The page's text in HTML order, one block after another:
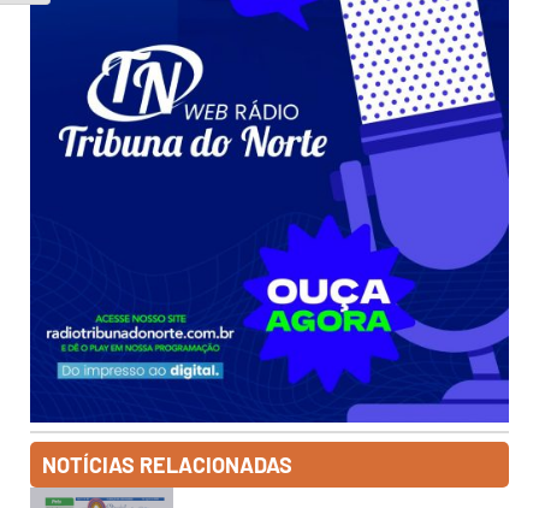
NOTÍCIAS RELACIONADAS